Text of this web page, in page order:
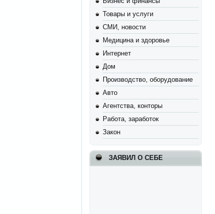
Товары и услуги
СМИ, новости
Медицина и здоровье
Интернет
Дом
Производство, оборудование
Авто
Агентства, конторы
Работа, заработок
Закон
ЗАЯВИЛ О СЕБЕ